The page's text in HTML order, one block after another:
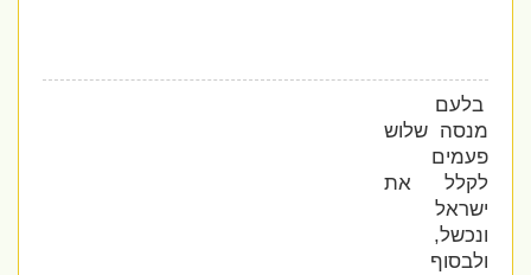
בלעם
מנסה שלוש
פעמים
לקלל את
ישראל
ונכשל,
ולבסוף